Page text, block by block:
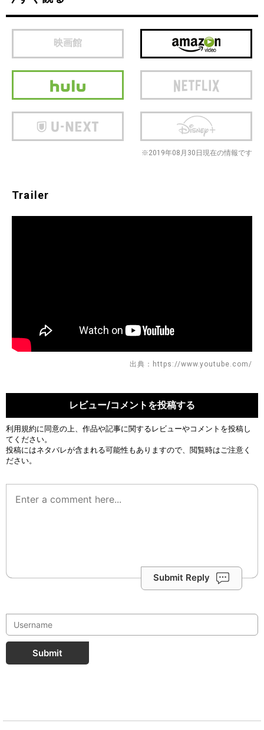
映画館
※2019年08月30日現在の情報です
Trailer
出典：https://www.youtube.com/
レビュー/コメントを投稿する
利用規約に同意の上、作品や記事に関するレビューやコメントを投稿し
てください。
投稿にはネタバレが含まれる可能性もありますので、閲覧時はご注意く
ださい。
Submit Reply
Submit